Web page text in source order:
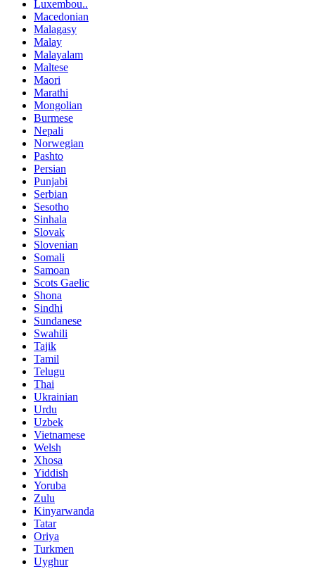
Luxembou..
Macedonian
Malagasy
Malay
Malayalam
Maltese
Maori
Marathi
Mongolian
Burmese
Nepali
Norwegian
Pashto
Persian
Punjabi
Serbian
Sesotho
Sinhala
Slovak
Slovenian
Somali
Samoan
Scots Gaelic
Shona
Sindhi
Sundanese
Swahili
Tajik
Tamil
Telugu
Thai
Ukrainian
Urdu
Uzbek
Vietnamese
Welsh
Xhosa
Yiddish
Yoruba
Zulu
Kinyarwanda
Tatar
Oriya
Turkmen
Uyghur